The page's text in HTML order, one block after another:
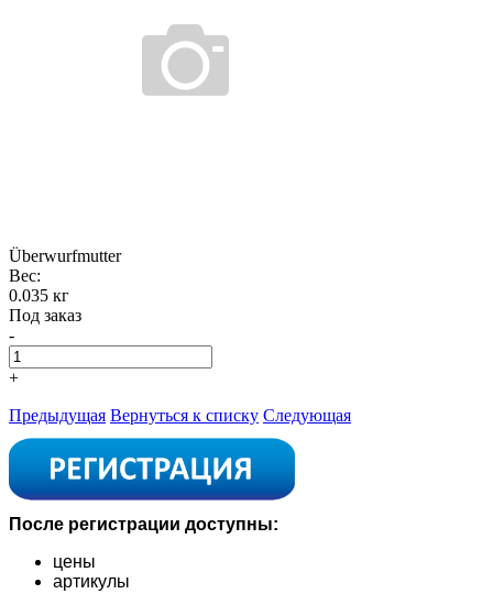
Überwurfmutter
Вес:
0.035 кг
Под заказ
-
+
Предыдущая Вернуться к списку Следующая
После регистрации доступны:
цены
артикулы